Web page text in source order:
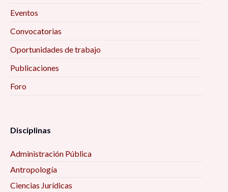
Eventos
Convocatorias
Oportunidades de trabajo
Publicaciones
Foro
Disciplinas
Administración Pública
Antropología
Ciencias Jurídicas